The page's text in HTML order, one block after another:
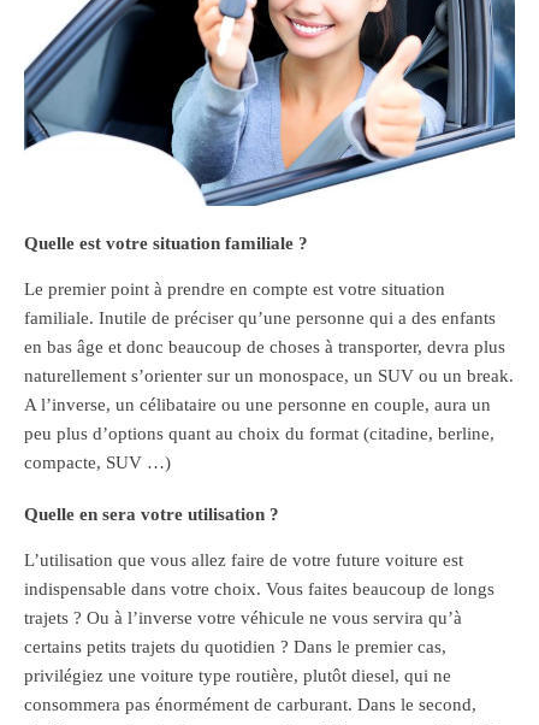
Quelle est votre situation familiale ?
Le premier point à prendre en compte est votre situation
familiale. Inutile de préciser qu’une personne qui a des enfants
en bas âge et donc beaucoup de choses à transporter, devra plus
naturellement s’orienter sur un monospace, un SUV ou un break.
A l’inverse, un célibataire ou une personne en couple, aura un
peu plus d’options quant au choix du format (citadine, berline,
compacte, SUV …)
Quelle en sera votre utilisation ?
L’utilisation que vous allez faire de votre future voiture est
indispensable dans votre choix. Vous faites beaucoup de longs
trajets ? Ou à l’inverse votre véhicule ne vous servira qu’à
certains petits trajets du quotidien ? Dans le premier cas,
privilégiez une voiture type routière, plutôt diesel, qui ne
consommera pas énormément de carburant. Dans le second,